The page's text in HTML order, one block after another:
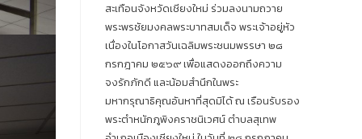
สะเทือนจังหวัดเชียงใหม่ ร่วมลงนามถวาย
พระพรชัยมงคลพระบาทสมเด็จ พระเจ้าอยู่หัว
เนื่องในโอกาสวันเฉลิมพระชนมพรรษา ๒๘
กรกฎาคม ๒๕๖๙ เพื่อแสดงออกถึงความ
จงรักภักดี และน้อมสำนึกในพระ
มหากรุณาธิคุณอันหาที่สุดมิได้ ณ เรือนรับรอง
พระตำหนักภูพิงคราชนิเวศน์ ตำบลสุเทพ